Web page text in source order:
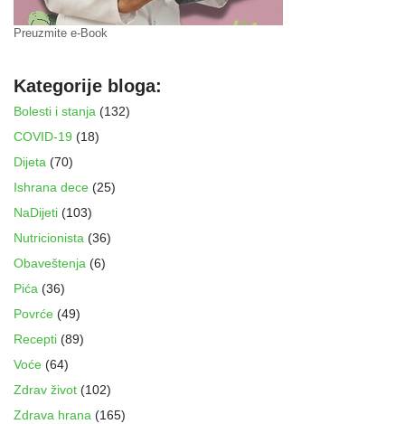
Preuzmite e-Book
Kategorije bloga:
Bolesti i stanja (132)
COVID-19 (18)
Dijeta (70)
Ishrana dece (25)
NaDijeti (103)
Nutricionista (36)
Obaveštenja (6)
Pića (36)
Povrće (49)
Recepti (89)
Voće (64)
Zdrav život (102)
Zdrava hrana (165)